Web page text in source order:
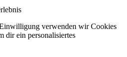
verwenden wir Cookies
dir ein personalisiertes